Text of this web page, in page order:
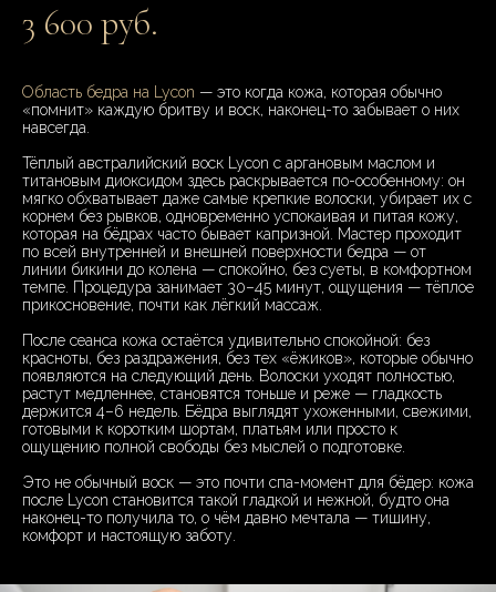
3 600 руб.
Область бедра на Lycon — это когда кожа, которая обычно
«помнит» каждую бритву и воск, наконец-то забывает о них
навсегда.
Тёплый австралийский воск Lycon с аргановым маслом и
титановым диоксидом здесь раскрывается по-особенному: он
мягко обхватывает даже самые крепкие волоски, убирает их с
корнем без рывков, одновременно успокаивая и питая кожу,
которая на бёдрах часто бывает капризной. Мастер проходит
по всей внутренней и внешней поверхности бедра — от
линии бикини до колена — спокойно, без суеты, в комфортном
темпе. Процедура занимает 30–45 минут, ощущения — тёплое
прикосновение, почти как лёгкий массаж.
После сеанса кожа остаётся удивительно спокойной: без
красноты, без раздражения, без тех «ёжиков», которые обычно
появляются на следующий день. Волоски уходят полностью,
растут медленнее, становятся тоньше и реже — гладкость
держится 4–6 недель. Бёдра выглядят ухоженными, свежими,
готовыми к коротким шортам, платьям или просто к
ощущению полной свободы без мыслей о подготовке.
Это не обычный воск — это почти спа-момент для бёдер: кожа
после Lycon становится такой гладкой и нежной, будто она
наконец-то получила то, о чём давно мечтала — тишину,
комфорт и настоящую заботу.